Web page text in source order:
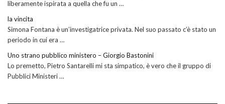
liberamente ispirata a quella che fu un …
la vincita
Simona Fontana è un’investigatrice privata. Nel suo passato c’è stato un
periodo in cui era …
Uno strano pubblico ministero – Giorgio Bastonini
Lo premetto, Pietro Santarelli mi sta simpatico, è vero che il gruppo di
Pubblici Ministeri …